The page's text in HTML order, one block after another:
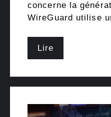
concerne la
WireGuard utilise
Lire